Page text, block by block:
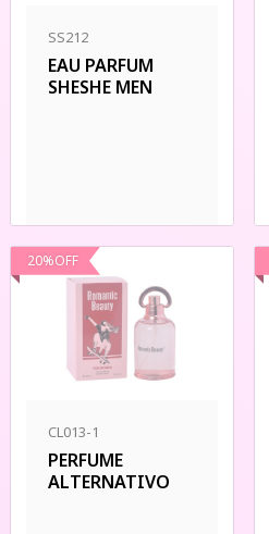
SS212
EAU PARFUM
SHESHE MEN
20%OFF
CL013-1
PERFUME
ALTERNATIVO